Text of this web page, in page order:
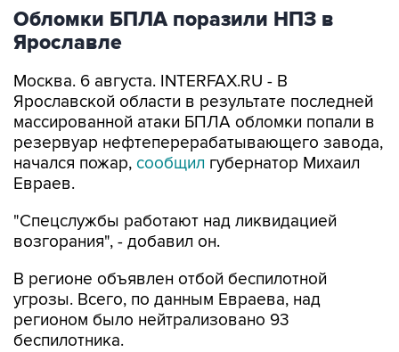
Обломки БПЛА поразили НПЗ в
Ярославле
Москва. 6 августа. INTERFAX.RU - В
Ярославской области в результате последней
массированной атаки БПЛА обломки попали в
резервуар нефтеперерабатывающего завода,
начался пожар, сообщил губернатор Михаил
Евраев.
"Спецслужбы работают над ликвидацией
возгорания", - добавил он.
В регионе объявлен отбой беспилотной
угрозы. Всего, по данным Евраева, над
регионом было нейтрализовано 93
беспилотника.